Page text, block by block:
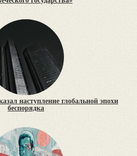
наступление глобальной эпохи
беспорядка